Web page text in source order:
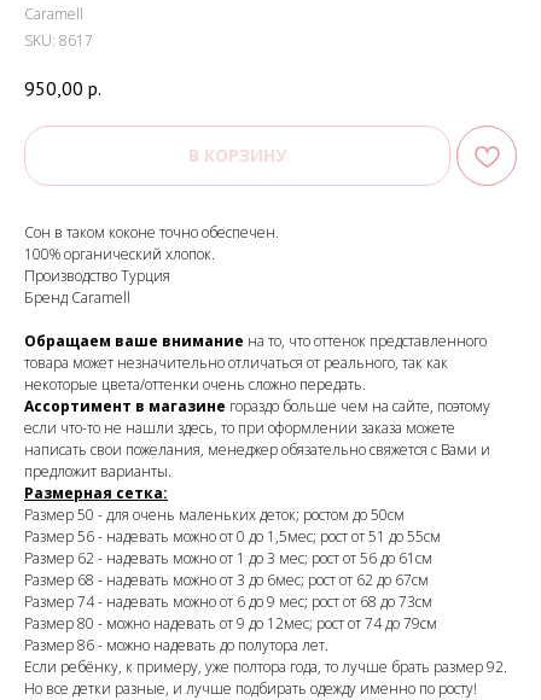
Caramell
SKU: 8617
950,00 р.
В КОРЗИНУ
Сон в таком коконе точно обеспечен.
100% органический хлопок.
Производство Турция
Бренд Caramell
Обращаем ваше внимание на то, что оттенок представленного
товара может незначительно отличаться от реального, так как
некоторые цвета/оттенки очень сложно передать.
Ассортимент в магазине гораздо больше чем на сайте, поэтому
если что-то не нашли здесь, то при оформлении заказа можете
написать свои пожелания, менеджер обязательно свяжется с Вами и
предложит варианты.
Размерная сетка:
Размер 50 - для очень маленьких деток; ростом до 50см
Размер 56 - надевать можно от 0 до 1,5мес; рост от 51 до 55см
Размер 62 - надевать можно от 1 до 3 мес; рост от 56 до 61см
Размер 68 - надевать можно от 3 до 6мес; рост от 62 до 67см
Размер 74 - надевать можно от 6 до 9 мес; рост от 68 до 73см
Размер 80 - можно надевать от 9 до 12мес; рост от 74 до 79см
Размер 86 - можно надевать до полутора лет.
Если ребёнку, к примеру, уже полтора года, то лучше брать размер 92.
Но все детки разные, и лучше подбирать одежду именно по росту!